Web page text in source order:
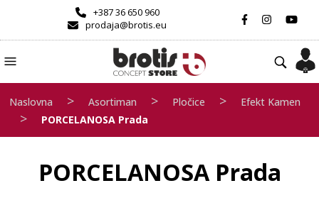
+387 36 650 960
prodaja@brotis.eu
Naslovna > Asortiman > Pločice > Efekt Kamen
> PORCELANOSA Prada
PORCELANOSA Prada